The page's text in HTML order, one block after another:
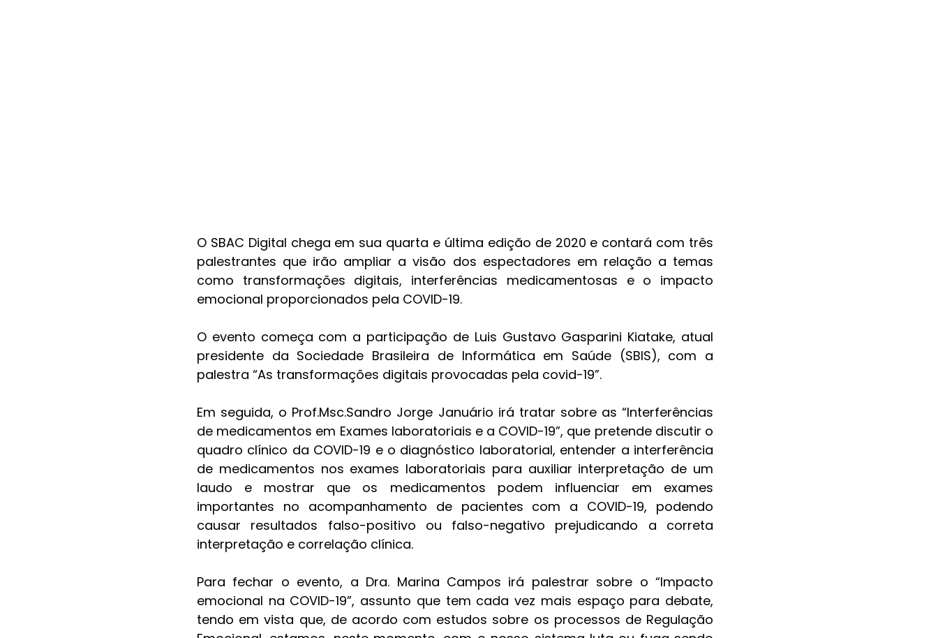
O SBAC Digital chega em sua quarta e última edição de 2020 e contará com três
palestrantes que irão ampliar a visão dos espectadores em relação a temas
como transformações digitais, interferências medicamentosas e o impacto
emocional proporcionados pela COVID-19.
O evento começa com a participação de Luis Gustavo Gasparini Kiatake, atual
presidente da Sociedade Brasileira de Informática em Saúde (SBIS), com a
palestra “As transformações digitais provocadas pela covid-19”.
Em seguida, o Prof.Msc.Sandro Jorge Januário irá tratar sobre as “Interferências
de medicamentos em Exames laboratoriais e a COVID-19”, que pretende discutir o
quadro clínico da COVID-19 e o diagnóstico laboratorial, entender a interferência
de medicamentos nos exames laboratoriais para auxiliar interpretação de um
laudo e mostrar que os medicamentos podem influenciar em exames
importantes no acompanhamento de pacientes com a COVID-19, podendo
causar resultados falso-positivo ou falso-negativo prejudicando a correta
interpretação e correlação clínica.
Para fechar o evento, a Dra. Marina Campos irá palestrar sobre o “Impacto
emocional na COVID-19”, assunto que tem cada vez mais espaço para debate,
tendo em vista que, de acordo com estudos sobre os processos de Regulação